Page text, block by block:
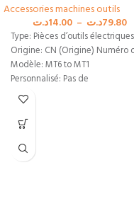
Accessories machines outils
14.00د.ت – 79.80د.ت
Type: Pièces d’outils électriques
Origine: CN (Origine) Numéro
Modèle: MT6 to MT1
Personnalisé: Pas de
Matériau: Acier à haute teneur
carbone Utilisation: Production
commerciale